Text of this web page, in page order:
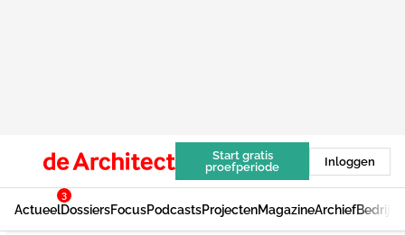
Start gratis
proefperiode
Inloggen
Actueel
3
DossiersFocusPodcastsProjectenMagazineArchief